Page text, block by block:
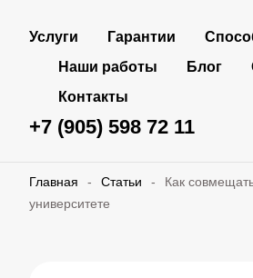
Услуги Гарантии
Наши работы
Блог
Контакты
+7 (905) 598 72 11
Главная - Статьи -
Как
университете